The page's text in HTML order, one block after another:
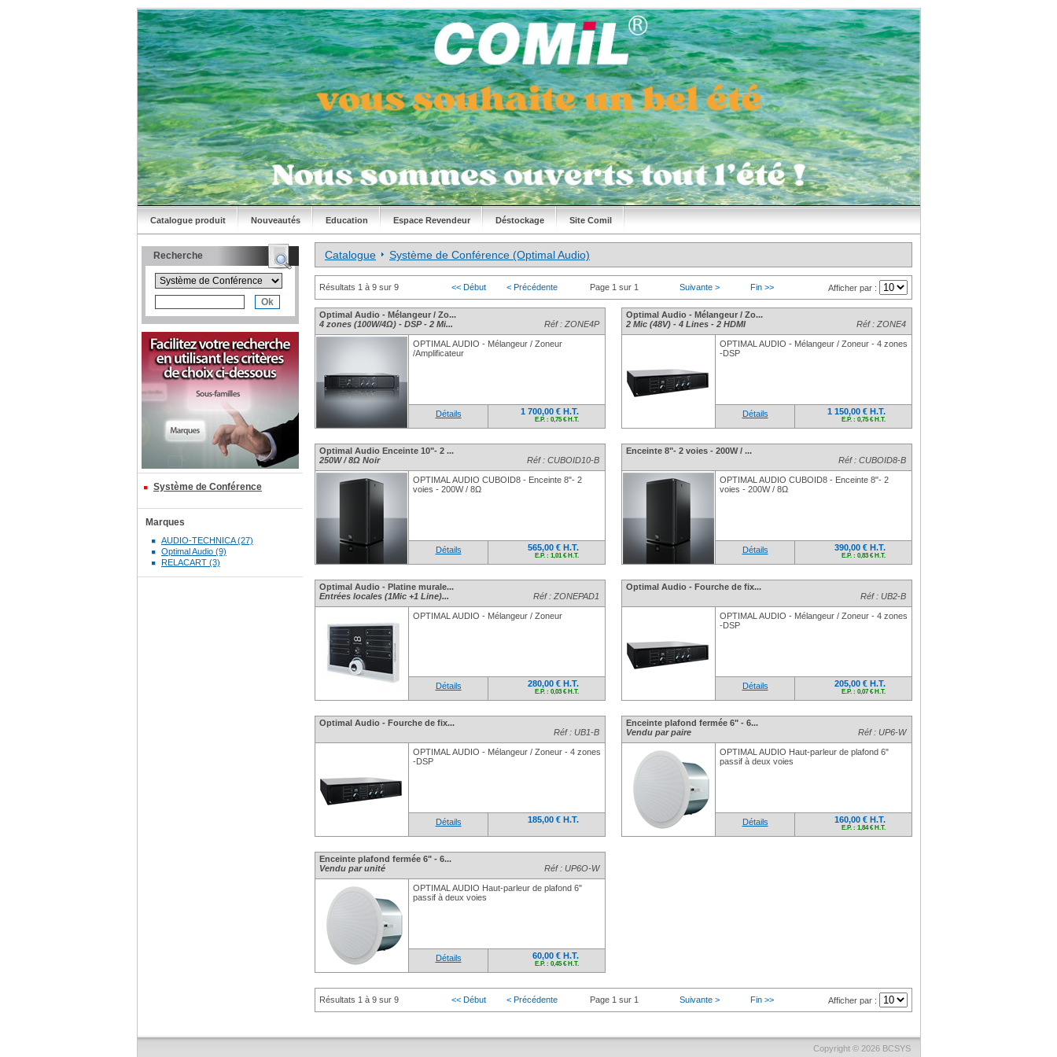
Catalogue produit Nouveautés Education Espace Revendeur Déstockage Site Comil
Recherche
Système de Conférence
Marques
AUDIO-TECHNICA (27)
Optimal Audio (9)
RELACART (3)
Catalogue Système de Conférence (Optimal Audio)
Résultats 1 à 9 sur 9 << Début < Précédente Page 1 sur 1 Suivante > Fin >> Afficher par :
Optimal Audio - Mélangeur / Zo...
4 zones (100W/4Ω) - DSP - 2 Mi...
Réf : ZONE4P
OPTIMAL AUDIO - Mélangeur / Zoneur
/Amplificateur
Détails 1 700,00 € H.T.
E.P. : 0,75 € H.T.
Optimal Audio - Mélangeur / Zo...
2 Mic (48V) - 4 Lines - 2 HDMI
Réf : ZONE4
OPTIMAL AUDIO - Mélangeur / Zoneur - 4 zones
-DSP
Détails 1 150,00 € H.T.
E.P. : 0,75 € H.T.
Optimal Audio Enceinte 10"- 2 ...
250W / 8Ω Noir
Réf : CUBOID10-B
OPTIMAL AUDIO CUBOID8 - Enceinte 8"- 2
voies - 200W / 8Ω
Détails 565,00 € H.T.
E.P. : 1,01 € H.T.
Enceinte 8"- 2 voies - 200W / ...
Réf : CUBOID8-B
OPTIMAL AUDIO CUBOID8 - Enceinte 8"- 2
voies - 200W / 8Ω
Détails 390,00 € H.T.
E.P. : 0,83 € H.T.
Optimal Audio - Platine murale...
Entrées locales (1Mic +1 Line)...
Réf : ZONEPAD1
OPTIMAL AUDIO - Mélangeur / Zoneur
Détails 280,00 € H.T.
E.P. : 0,03 € H.T.
Optimal Audio - Fourche de fix...
Réf : UB2-B
OPTIMAL AUDIO - Mélangeur / Zoneur - 4 zones
-DSP
Détails 205,00 € H.T.
E.P. : 0,07 € H.T.
Optimal Audio - Fourche de fix...
Réf : UB1-B
OPTIMAL AUDIO - Mélangeur / Zoneur - 4 zones
-DSP
Détails 185,00 € H.T.
Enceinte plafond fermée 6" - 6...
Vendu par paire
Réf : UP6-W
OPTIMAL AUDIO Haut-parleur de plafond 6"
passif à deux voies
Détails 160,00 € H.T.
E.P. : 1,84 € H.T.
Enceinte plafond fermée 6" - 6...
Vendu par unité
Réf : UP6O-W
OPTIMAL AUDIO Haut-parleur de plafond 6"
passif à deux voies
Détails 60,00 € H.T.
E.P. : 0,45 € H.T.
Résultats 1 à 9 sur 9 << Début < Précédente Page 1 sur 1 Suivante > Fin >> Afficher par :
Copyright © 2026 BCSYS